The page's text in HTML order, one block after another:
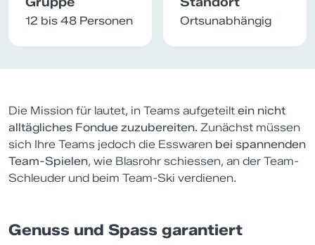
12 bis 48 Personen Ortsunabhängig
Die Mission für lautet, in Teams aufgeteilt ein nicht
alltägliches Fondue zuzubereiten. Zunächst müssen
sich Ihre Teams jedoch die Esswaren bei spannenden
Team-Spielen, wie Blasrohr schiessen, an der Team-
Schleuder und beim Team-Ski verdienen.
Genuss und Spass garantiert